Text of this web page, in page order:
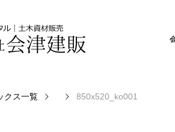
クス一覧 850x520_ko001